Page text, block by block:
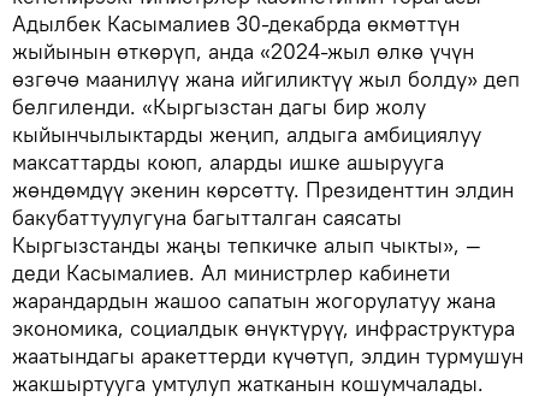
Адылбек Касымалиев 30-декабрда өкмөттүн
жыйынын өткөрүп, анда «2024-жыл өлкө үчүн
өзгөчө маанилүү жана ийгиликтүү жыл болду» деп
белгиленди. «Кыргызстан дагы бир жолу
кыйынчылыктарды жеңип, алдыга амбициялуу
максаттарды коюп, аларды ишке ашырууга
жөндөмдүү экенин көрсөттү. Президенттин элдин
бакубаттуулугуна багытталган саясаты
Кыргызстанды жаңы тепкичке алып чыкты», —
деди Касымалиев. Ал министрлер кабинети
жарандардын жашоо сапатын жогорулатуу жана
экономика, социалдык өнүктүрүү, инфраструктура
жаатындагы аракеттерди күчөтүп, элдин турмушун
жакшыртууга умтулуп жатканын кошумчалады.